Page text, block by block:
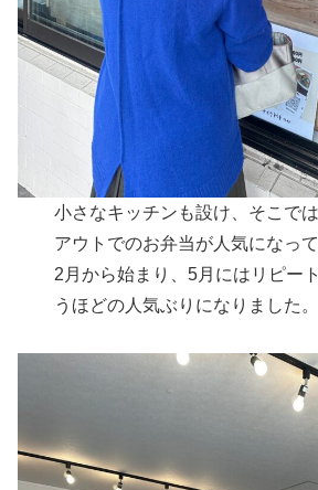
小さなキッチンも設け、そこで
アウトでのお弁当が人気になって
2月から始まり、5月にはリピー
うほどの人気ぶりになりました。